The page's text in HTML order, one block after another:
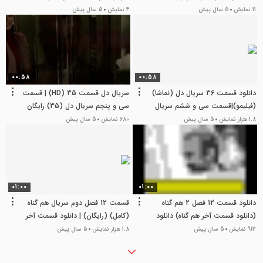
11 نمایش 5 سال پیش 4 نمایش 5 سال پیش
00:58
دانلود قسمت 36 سریال دل (نماشا)
(فیلیمو)|قسمت سی و ششم سریال
دل
1.8 هزار نمایش 5 سال پیش
00:58
سریال دل قسمت 35 (HD) | قسمت
سی و پنجم سریال دل (35) رایگان
و کامل
680 نمایش 5 سال پیش
01:00
دانلود قسمت 12 فصل 2 هم گناه
(دانلود قسمت آخر هم گناه) دانلود
قسمت دوازدهم فصل دوم سریال هم
913 نمایش 5 سال پیش
01:00
قسمت 12 فصل دوم سریال هم گناه
(کامل) (رایگان) | دانلود قسمت آخر
هم گناه
1.8 هزار نمایش 5 سال پیش